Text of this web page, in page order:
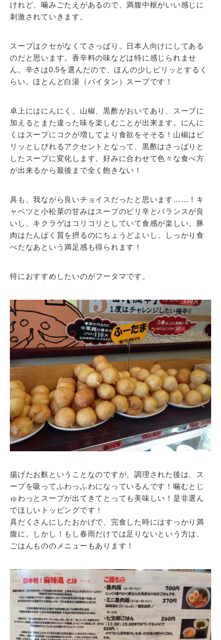
けれど、噛みごたえがあるので、満腹中枢がいい感じに
刺激されていきます。
スープはクセがなくてさっぱり。日本人向けにしてある
のだと思います。香辛料の味などは特に感じられませ
ん。辛さは0.5を選んだので、ほんの少しピリッとするく
らい。ほとんど白湯（パイタン）スープです！
卓上にはにんにく、山椒、黒酢がおいてあり、スープに
加えるとまた違った味を楽しむことが出来ます。にんに
くはスープにコクが増してより食欲をそそる！山椒はピ
リッとしびれるアクセントとなって、黒酢はさっぱりと
したスープに変化します。好みに合わせて色々な食べ方
が出来るから最後まで全く飽きない！
具も、我ながら良いチョイスだったと思います……！キ
ャベツと小松菜の甘みはスープのピリ辛とバランスが良
いし、キクラゲはコリコリとしていて食感が楽しい。豚
肉はたんぱく質を摂るのにちょうどよいし、しっかり食
べたなあという満足感も得られます！
特におすすめしたいのがフータマです。
揚げたお麩ということなのですが、調理された後は、ス
ープを吸ってふわっふわになっているんです！噛むとじ
ゅわっとスープが出てきてとっても美味しい！是非選ん
でほしいトッピングです！
具だくさんにしたおかげで、完食した時にはすっかり満
腹に。しかし！もし春雨だけでは足りないという方は、
ごはんもののメニューもあります！